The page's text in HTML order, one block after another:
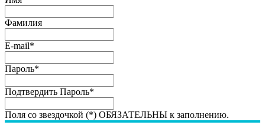
Фамилия
E-mail*
Пароль*
Подтвердить Пароль*
Поля со звездочкой (*) ОБЯЗАТЕЛЬНЫ к заполнению.